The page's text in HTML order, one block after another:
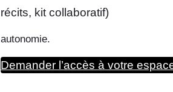
kit collaboratif)
Demander l’accès à votre